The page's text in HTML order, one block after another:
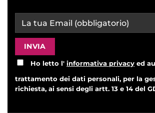
Ho letto l' informativa privacy ed
trattamento dei dati personali, per la
richiesta, ai sensi degli artt. 13 e 14 del